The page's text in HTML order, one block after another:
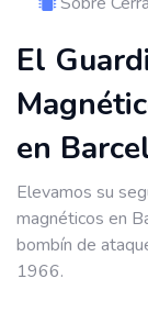
El
en
Elevamos su
magnéticos en
bombín de
1966.